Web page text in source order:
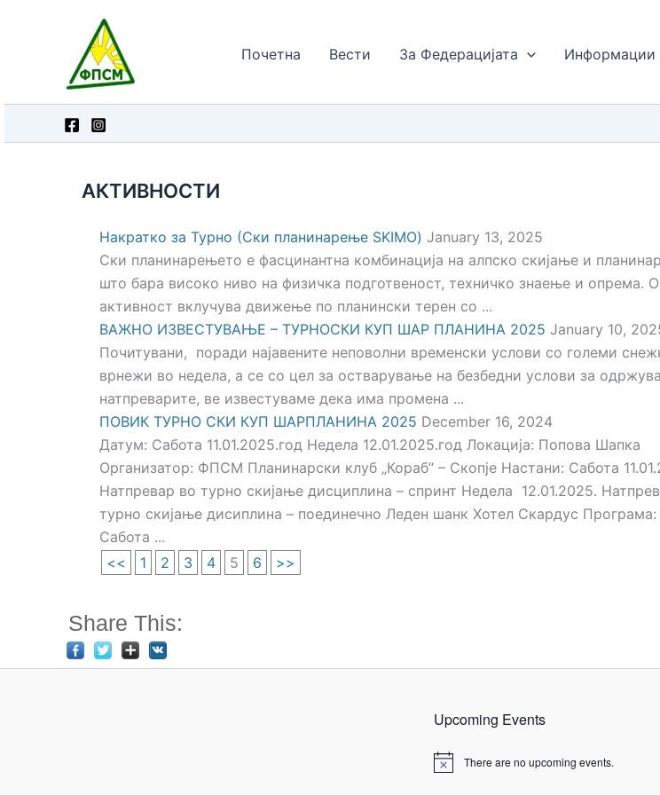
Почетна Вести За Федерацијата Информации
АКТИВНОСТИ
Накратко за Турно (Ски планинарење SKIMO) January 13, 2025
Ски планинарењето е фасцинантна комбинација на алпско скијање и
што бара високо ниво на физичка подготвеност, техничко знаење и опрема.
активност вклучува движење по планински терен со ...
ВАЖНО ИЗВЕСТУВАЊЕ – ТУРНОСКИ КУП ШАР ПЛАНИНА 2025 January 10,
Почитувани, поради најавените неповолни временски услови со големи
врнежи во недела, а се со цел за остварување на безбедни услови за
натпреварите, ве известуваме дека има промена ...
ПОВИК ТУРНО СКИ КУП ШАРПЛАНИНА 2025 December 16, 2024
Датум: Сабота 11.01.2025.год Недела 12.01.2025.год Локација: Попова Шапка
Организатор: ФПСМ Планинарски клуб „Кораб“ – Скопје Настани: Сабота
Натпревар во турно скијање дисциплина – спринт Недела 12.01.2025.
турно скијање дисиплина – поединечно Леден шанк Хотел Скардус Програма:
Сабота ...
<<
1 2 3 4 5 6 >>
Share This:
Upcoming Events
N
There are no upcoming events.